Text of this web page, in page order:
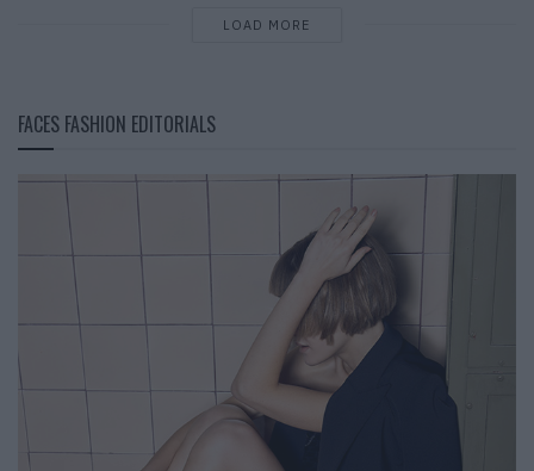
LOAD MORE
FACES FASHION EDITORIALS